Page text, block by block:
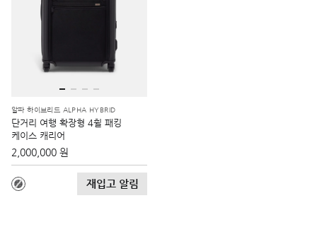
알파 하이브리드 ALPHA HYBRID
단거리 여행 확장형 4휠 패킹
케이스 캐리어
2,000,000 원
재입고 알림